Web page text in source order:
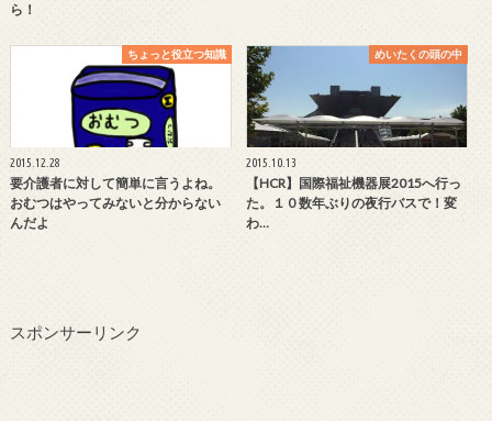
ら！
ちょっと役立つ知識
2015.12.28
要介護者に対して簡単に言うよね。
おむつはやってみないと分からない
んだよ
めいたくの頭の中
2015.10.13
【HCR】国際福祉機器展2015へ行っ
た。１０数年ぶりの夜行バスで！変
わ…
スポンサーリンク